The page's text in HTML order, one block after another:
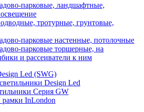
парковые, ландшафтные,
тротурные, грунтовые,
парковые настенные, потолочные
парковые торшерные, на
и рассеиватели к ним
Led (SWG)
Design Led
Серия GW
InLondon